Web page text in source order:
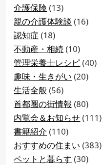
介護保険 (13)
親の介護体験談 (16)
認知症 (18)
不動産・相続 (10)
管理栄養士レシピ (40)
趣味・生きがい (20)
生活全般 (56)
首都圏の街情報 (80)
内覧会＆お知らせ (111)
書籍紹介 (110)
おすすめの住まい (383)
ペットと暮らす (30)